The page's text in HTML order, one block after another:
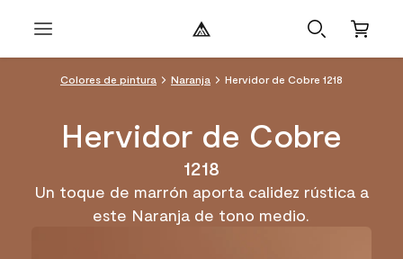
Colores de pintura Naranja Hervidor de Cobre 1218
Hervidor de Cobre
1218
Un toque de marrón aporta calidez rústica a
este Naranja de tono medio.